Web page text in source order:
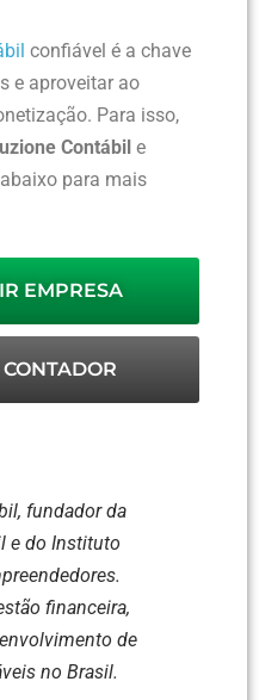
confiável é a chave
e aproveitar ao
Para isso,
Contábil e
para mais
EMPRESA
fundador da
e do Instituto
financeira,
de
no Brasil.